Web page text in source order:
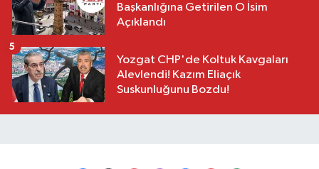
Başkanlığına Getirilen O İsim
Açıklandı
Yozgat CHP'de Koltuk Kavgaları
Alevlendi! Kazım Eliaçık
Suskunluğunu Bozdu!
5